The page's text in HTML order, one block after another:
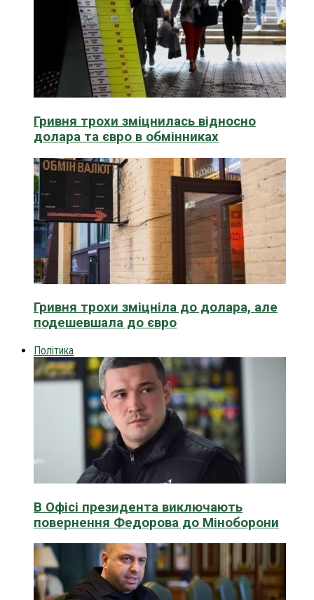
Гривня трохи зміцнилась відносно
долара та євро в обмінниках
Гривня трохи зміцніла до долара, але
подешевшала до євро
Політика
В Офісі президента виключають
повернення Федорова до Міноборони